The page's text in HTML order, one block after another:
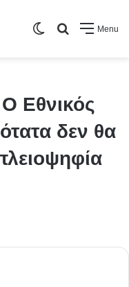
Menu
Search
Switch
Εθνικός
δεν θα